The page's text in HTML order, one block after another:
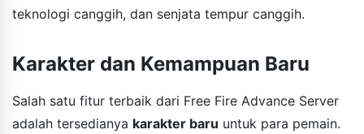
teknologi canggih, dan senjata tempur canggih.
Karakter dan Kemampuan Baru
Salah satu fitur terbaik dari Free Fire Advance Server
adalah tersedianya karakter baru untuk para pemain.